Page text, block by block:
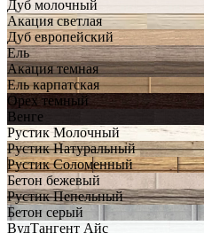
Дуб молочный
Акация светлая
Дуб европейский
Ель
Акация темная
Ель карпатская
Орех темный
Венге
Рустик Молочный
Рустик Натуральный
Рустик Соломенный
Бетон бежевый
Рустик Пепельный
Бетон серый
ВудТангент Айс